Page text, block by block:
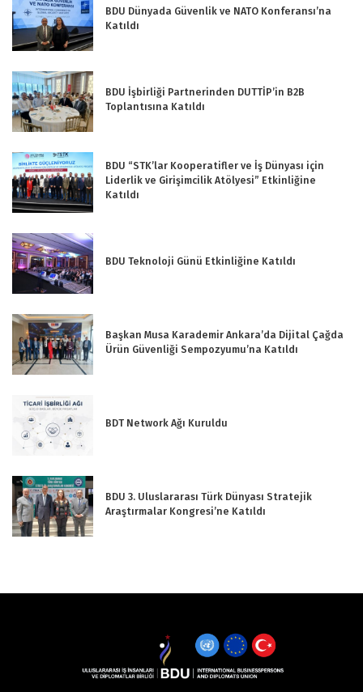
BDU Dünyada Güvenlik ve NATO Konferansı’na
Katıldı
BDU İşbirliği Partnerinden DUTTİP’in B2B
Toplantısına Katıldı
BDU “STK’lar Kooperatifler ve İş Dünyası için
Liderlik ve Girişimcilik Atölyesi” Etkinliğine
Katıldı
BDU Teknoloji Günü Etkinliğine Katıldı
Başkan Musa Karademir Ankara’da Dijital Çağda
Ürün Güvenliği Sempozyumu’na Katıldı
BDT Network Ağı Kuruldu
BDU 3. Uluslararası Türk Dünyası Stratejik
Araştırmalar Kongresi’ne Katıldı